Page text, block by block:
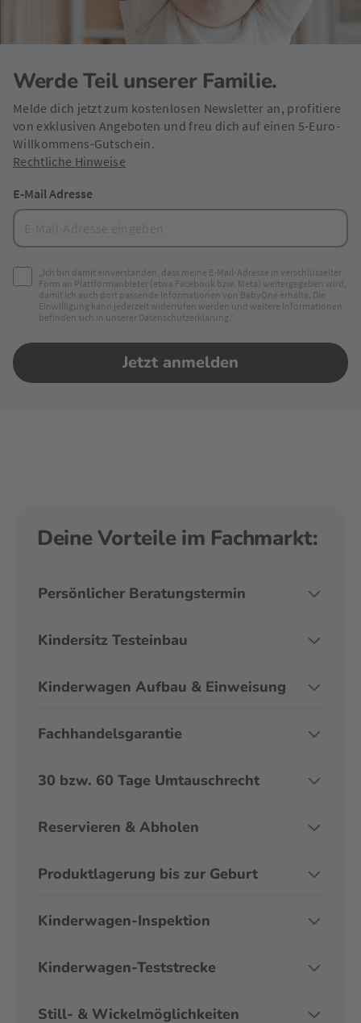
Werde Teil unserer Familie.
Melde dich jetzt zum kostenlosen Newsletter an, profitiere
von exklusiven Angeboten und freu dich auf einen 5-Euro-
Willkommens-Gutschein.
Rechtliche Hinweise
E-Mail Adresse
„Ich bin damit einverstanden, dass meine E-Mail-Adresse in verschlüsselter
Form an Plattformanbieter (etwa Facebook bzw. Meta) weitergegeben wird,
damit ich auch dort passende Informationen von BabyOne erhalte. Die
Einwilligung kann jederzeit widerrufen werden und weitere Informationen
befinden sich in unserer Datenschutzerklärung.“
Jetzt anmelden
Deine Vorteile im Fachmarkt:
Persönlicher Beratungstermin
Kindersitz Testeinbau
Kinderwagen Aufbau & Einweisung
Fachhandelsgarantie
30 bzw. 60 Tage Umtauschrecht
Reservieren & Abholen
Produktlagerung bis zur Geburt
Kinderwagen-Inspektion
Kinderwagen-Teststrecke
Still- & Wickelmöglichkeiten